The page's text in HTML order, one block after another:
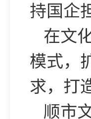
持国企
在文
模式，
求，打
顺市